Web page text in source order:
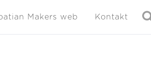
Makers web Kontakt